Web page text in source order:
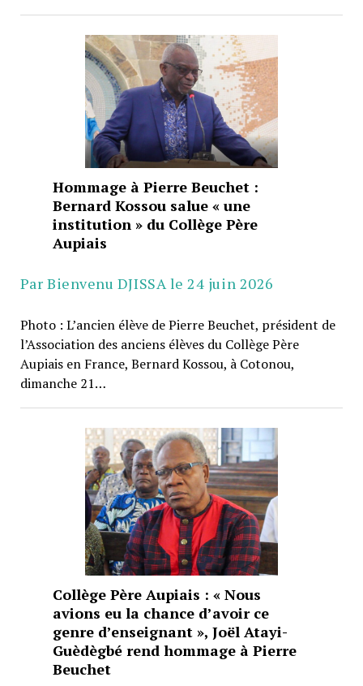
Hommage à Pierre Beuchet :
Bernard Kossou salue « une
institution » du Collège Père
Aupiais
Par Bienvenu DJISSA le 24 juin 2026
Photo : L’ancien élève de Pierre Beuchet, président de
l’Association des anciens élèves du Collège Père
Aupiais en France, Bernard Kossou, à Cotonou,
dimanche 21…
Collège Père Aupiais : « Nous
avions eu la chance d’avoir ce
genre d’enseignant », Joël Atayi-
Guèdègbé rend hommage à Pierre
Beuchet